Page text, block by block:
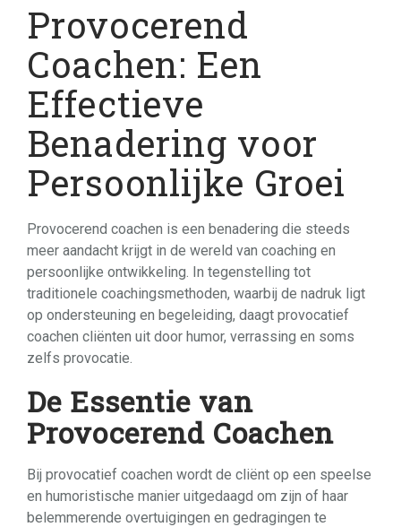
Provocerend
Coachen: Een
Effectieve
Benadering voor
Persoonlijke Groei
Provocerend coachen is een benadering die steeds
meer aandacht krijgt in de wereld van coaching en
persoonlijke ontwikkeling. In tegenstelling tot
traditionele coachingsmethoden, waarbij de nadruk ligt
op ondersteuning en begeleiding, daagt provocatief
coachen cliënten uit door humor, verrassing en soms
zelfs provocatie.
De Essentie van
Provocerend Coachen
Bij provocatief coachen wordt de cliënt op een speelse
en humoristische manier uitgedaagd om zijn of haar
belemmerende overtuigingen en gedragingen te